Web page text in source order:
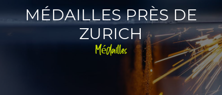
MÉDAILLES PRÈS DE
ZURICH
Médailles